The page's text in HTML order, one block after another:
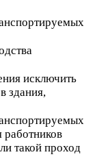
исключить
здания,
такой проход